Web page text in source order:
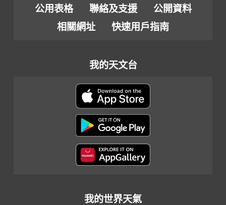
公用表格 聯絡及支援
公開資料
相關網址
快速用戶指南
我的天文台
我的世界天氣